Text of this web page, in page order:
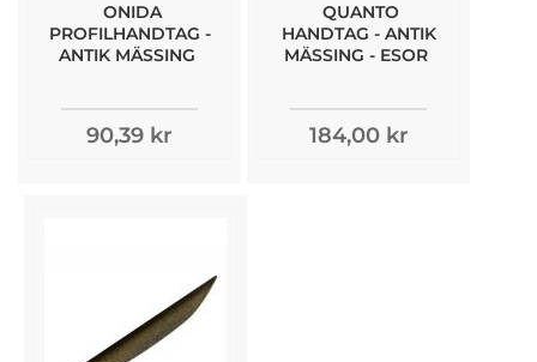
ONIDA
PROFILHANDTAG -
ANTIK MÄSSING
90,39 kr
QUANTO
HANDTAG - ANTIK
MÄSSING - ESOR
184,00 kr